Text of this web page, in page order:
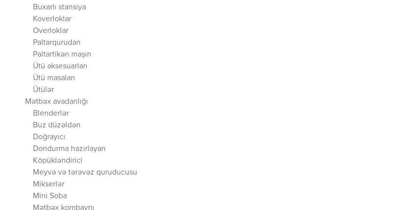
Buxarlı stansiya
Koverloklar
Overloklar
Paltarqurudan
Paltartikən maşın
Ütü aksesuarları
Ütü masaları
Ütülər
Mətbəx avadanlığı
Blenderlər
Buz düzəldən
Doğrayıcı
Dondurma hazırlayan
Köpükləndirici
Meyvə və tərəvəz quruducusu
Mikserlər
Mini Soba
Mətbəx kombaynı